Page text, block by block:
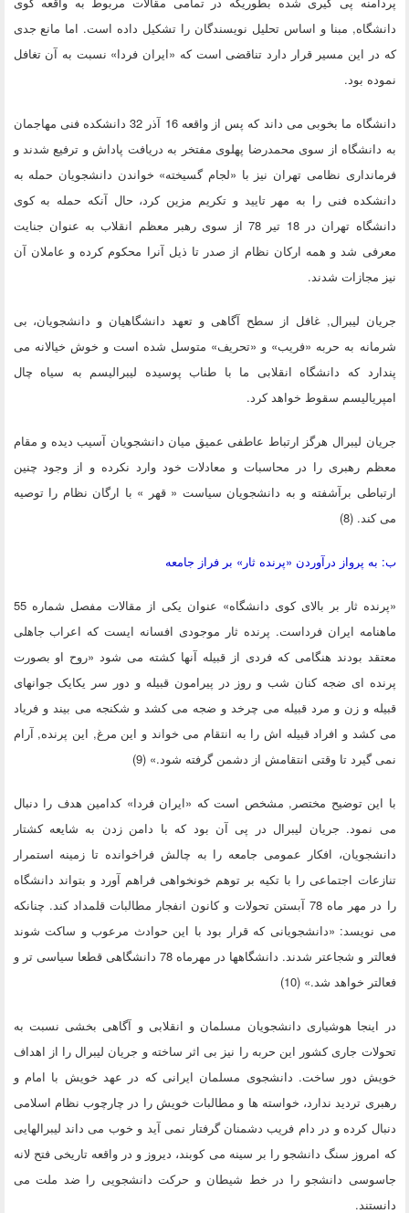
دانشگاه, مبنا و اساس تحلیل نویسندگان را تشکیل داده است. اما مانع جدی
که در این مسیر قرار دارد تناقضی است که «ایران فردا» نسبت به آن تغافل
نموده بود.
دانشگاه ما بخوبی می داند که پس از واقعه 16 آذر 32 دانشکده فنی مهاجمان
به دانشگاه از سوی محمدرضا پهلوی مفتخر به دریافت پاداش و ترفیع شدند و
فرمانداری نظامی تهران نیز با «لجام گسیخته» خواندن دانشجویان حمله به
دانشکده فنی را به مهر تایید و تکریم مزین کرد، حال آنکه حمله به کوی
دانشگاه تهران در 18 تیر 78 از سوی رهبر معظم انقلاب به عنوان جنایت
معرفی شد و همه ارکان نظام از صدر تا ذیل آنرا محکوم کرده و عاملان آن
نیز مجازات شدند.
جریان لیبرال, غافل از سطح آگاهی و تعهد دانشگاهیان و دانشجویان، بی
شرمانه به حربه «فریب» و «تحریف» متوسل شده است و خوش خیالانه می
پندارد که دانشگاه انقلابی ما با طناب پوسیده لیبرالیسم به سیاه چال
امپریالیسم سقوط خواهد کرد.
جریان لیبرال هرگز ارتباط عاطفی عمیق میان دانشجویان آسیب دیده و مقام
معظم رهبری را در محاسبات و معادلات خود وارد نکرده و از وجود چنین
ارتباطی برآشفته و به دانشجویان سیاست « قهر » با ارگان نظام را توصیه
می کند. (8)
ب: به پرواز درآوردن «پرنده ثار» بر فراز جامعه
«پرنده ثار بر بالای کوی دانشگاه» عنوان یکی از مقالات مفصل شماره 55
ماهنامه ایران فرداست. پرنده ثار موجودی افسانه ایست که اعراب جاهلی
معتقد بودند هنگامی که فردی از قبیله آنها کشته می شود «روح او بصورت
پرنده ای ضجه کنان شب و روز در پیرامون قبیله و دور سر یکایک جوانهای
قبیله و زن و مرد قبیله می چرخد و ضجه می کشد و شکنجه می بیند و فریاد
می کشد و افراد قبیله اش را به انتقام می خواند و این مرغ, این پرنده, آرام
نمی گیرد تا وقتی انتقامش از دشمن گرفته شود.» (9)
با این توضیح مختصر, مشخص است که «ایران فردا» کدامین هدف را دنبال
می نمود. جریان لیبرال در پی آن بود که با دامن زدن به شایعه کشتار
دانشجویان، افکار عمومی جامعه را به چالش فراخوانده تا زمینه استمرار
تنازعات اجتماعی را با تکیه بر توهم خونخواهی فراهم آورد و بتواند دانشگاه
را در مهر ماه 78 آبستن تحولات و کانون انفجار مطالبات قلمداد کند. چنانکه
می نویسد: «دانشجویانی که قرار بود با این حوادث مرعوب و ساکت شوند
فعالتر و شجاعتر شدند. دانشگاهها در مهرماه 78 دانشگاهی قطعا سیاسی تر و
فعالتر خواهد شد.» (10)
در اینجا هوشیاری دانشجویان مسلمان و انقلابی و آگاهی بخشی نسبت به
تحولات جاری کشور این حربه را نیز بی اثر ساخته و جریان لیبرال را از اهداف
خویش دور ساخت. دانشجوی مسلمان ایرانی که در عهد خویش با امام و
رهبری تردید ندارد، خواسته ها و مطالبات خویش را در چارچوب نظام اسلامی
دنبال کرده و در دام فریب دشمنان گرفتار نمی آید و خوب می داند لیبرالهایی
که امروز سنگ دانشجو را بر سینه می کوبند، دیروز و در واقعه تاریخی فتح لانه
جاسوسی دانشجو را در خط شیطان و حرکت دانشجویی را ضد ملت می
دانستند.